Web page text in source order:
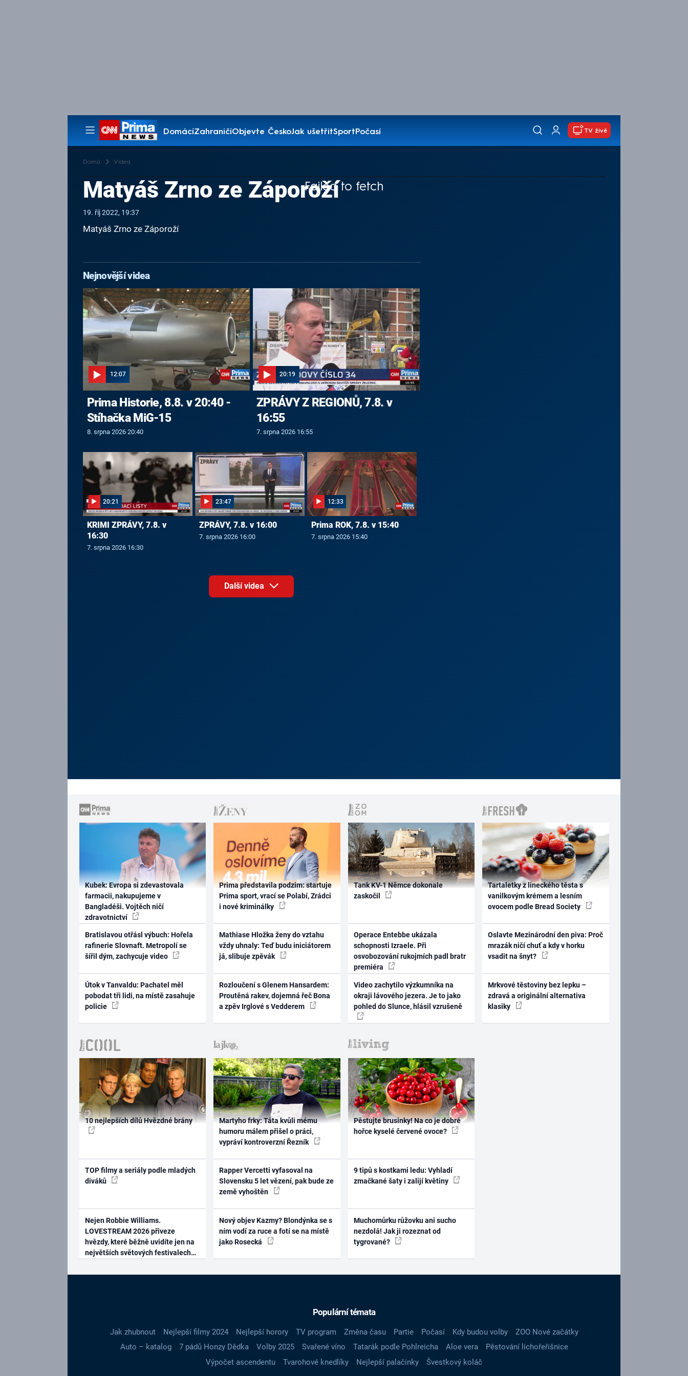
DomácíZahraničíObjevte ČeskoJak ušetřitSportPočasí
Pořady
TV živě
Domů Videa
Failed to fetch
Matyáš Zrno ze Záporoží
19. říj 2022, 19:37
Matyáš Zrno ze Záporoží
Nejnovější videa
12:07
Prima Historie, 8.8. v 20:40 -
Stíhačka MiG-15
8. srpna 2026 20:40
20:19
ZPRÁVY Z REGIONŮ, 7.8. v
16:55
7. srpna 2026 16:55
20:21
KRIMI ZPRÁVY, 7.8. v
16:30
7. srpna 2026 16:30
23:47
ZPRÁVY, 7.8. v 16:00
7. srpna 2026 16:00
12:33
Prima ROK, 7.8. v 15:40
7. srpna 2026 15:40
Další videa
Kubek: Evropa si zdevastovala
farmacii, nakupujeme v
Bangladéši. Vojtěch ničí
zdravotnictví
Bratislavou otřásl výbuch: Hořela
rafinerie Slovnaft. Metropolí se
šířil dým, zachycuje video
Útok v Tanvaldu: Pachatel měl
pobodat tři lidi, na místě zasahuje
policie
Prima představila podzim: startuje
Prima sport, vrací se Polabí, Zrádci
i nové kriminálky
Mathiase Hložka ženy do vztahu
vždy uhnaly: Teď budu iniciátorem
já, slibuje zpěvák
Rozloučení s Glenem Hansardem:
Proutěná rakev, dojemná řeč Bona
a zpěv Irglové s Vedderem
Tank KV-1 Němce dokonale
zaskočil
Operace Entebbe ukázala
schopnosti Izraele. Při
osvobozování rukojmích padl bratr
premiéra
Video zachytilo výzkumníka na
okraji lávového jezera. Je to jako
pohled do Slunce, hlásil vzrušeně
Tartaletky z lineckého těsta s
vanilkovým krémem a lesním
ovocem podle Bread Society
Oslavte Mezinárodní den piva: Proč
mrazák ničí chuť a kdy v horku
vsadit na šnyt?
Mrkvové těstoviny bez lepku –
zdravá a originální alternativa
klasiky
10 nejlepších dílů Hvězdné brány
TOP filmy a seriály podle mladých
diváků
Nejen Robbie Williams.
LOVESTREAM 2026 přiveze
hvězdy, které běžně uvidíte jen na
největších světových festivalech
Martyho frky: Táta kvůli mému
humoru málem přišel o práci,
vypráví kontroverzní Řezník
Rapper Vercetti vyfasoval na
Slovensku 5 let vězení, pak bude ze
země vyhoštěn
Nový objev Kazmy? Blondýnka se s
ním vodí za ruce a fotí se na místě
jako Rosecká
Pěstujte brusinky! Na co je dobré
hořce kyselé červené ovoce?
9 tipů s kostkami ledu: Vyhladí
zmačkané šaty i zalijí květiny
Muchomůrku růžovku ani sucho
nezdolá! Jak ji rozeznat od
tygrované?
Populární témata
Jak zhubnout Nejlepší filmy 2024 Nejlepší horory TV program Změna času Partie Počasí Kdy budou volby
ZOO Nové začátky
Auto – katalog
7 pádů Honzy Dědka Volby 2025 Svařené víno Tatarák podle Pohlreicha Aloe vera
Pěstování lichořeřišnice
Výpočet ascendentu
Tvarohové knedlíky Nejlepší palačinky Švestkový koláč